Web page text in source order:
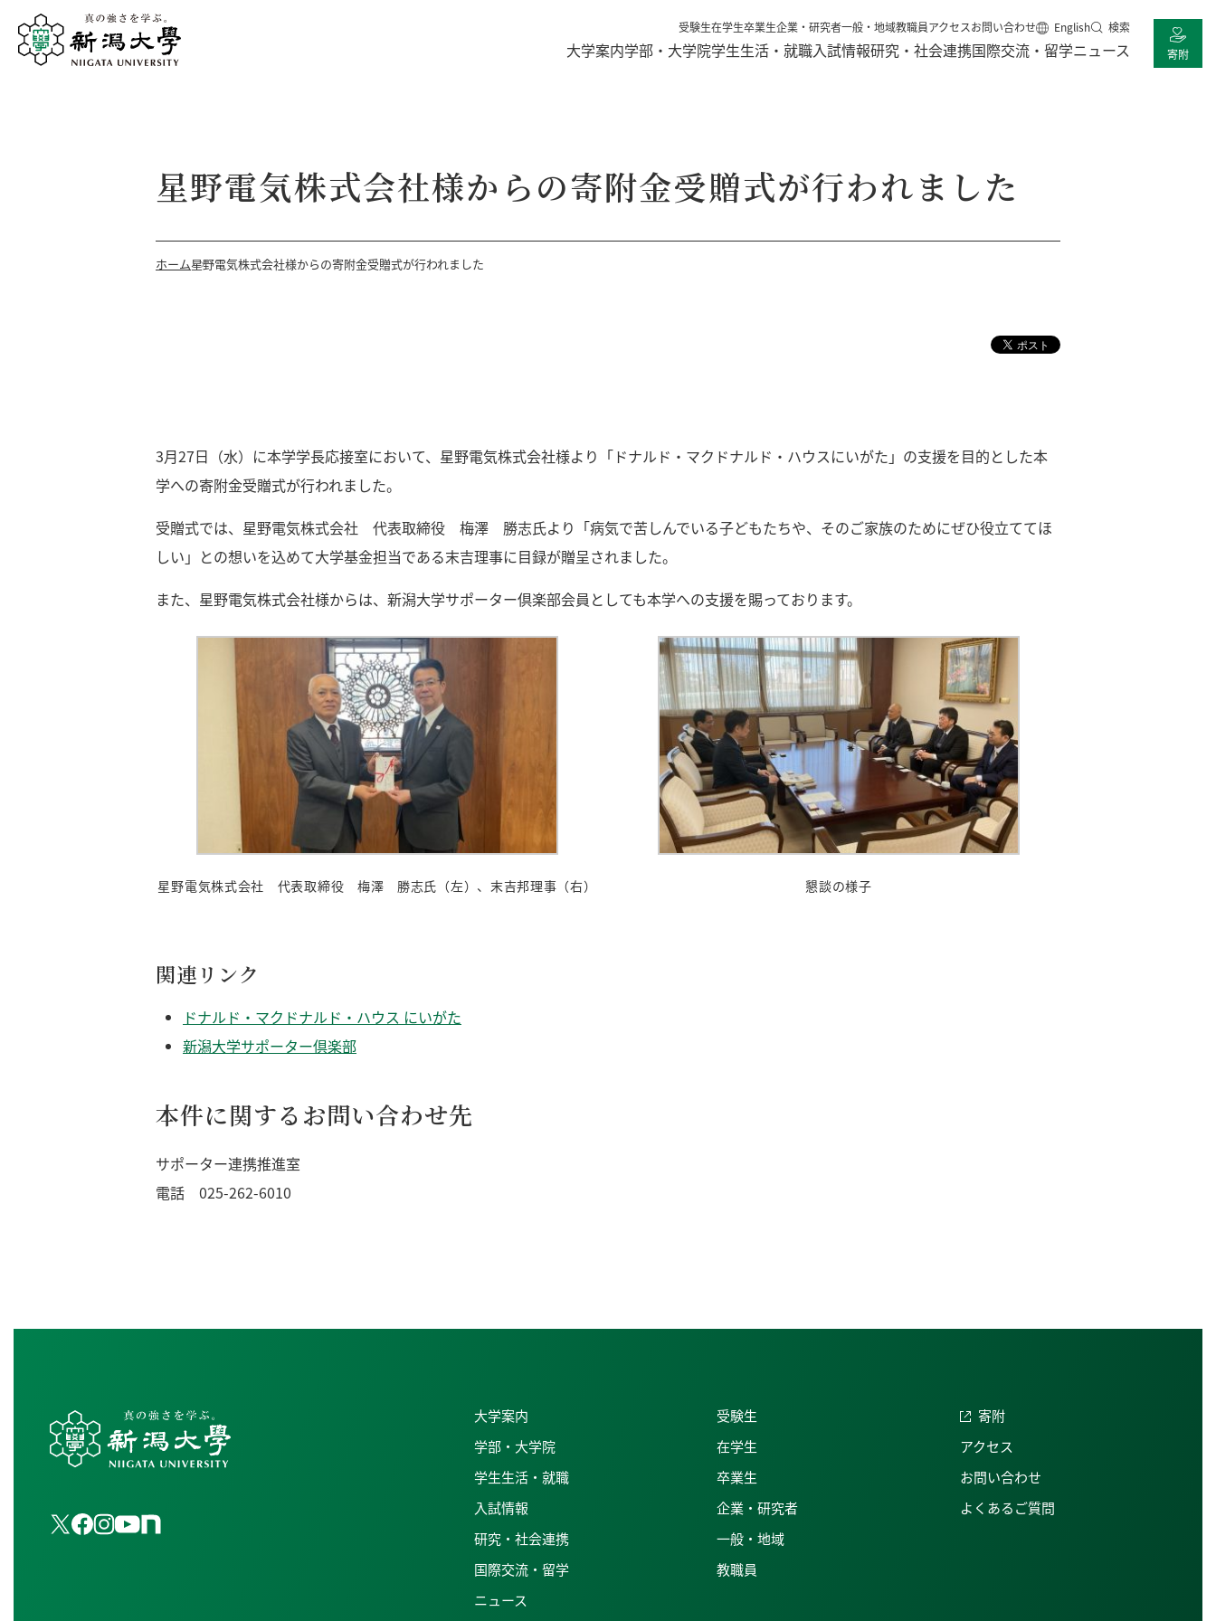
大学案内学部・大学院学生生活・就職入試情報研究・社会連携国際交流・留学ニュース
受験生在学生卒業生企業・研究者一般・地域教職員アクセスお問い合わせ
English
寄附
検索
星野電気株式会社様からの寄附金受贈式が行われました
ホーム星野電気株式会社様からの寄附金受贈式が行われました
3月27日（水）に本学学長応接室において、星野電気株式会社様より「ドナルド・マクドナルド・ハウスにいがた」の支援を目的とした本
学への寄附金受贈式が行われました。
受贈式では、星野電気株式会社 代表取締役 梅澤 勝志氏より「病気で苦しんでいる子どもたちや、そのご家族のためにぜひ役立ててほ
しい」との想いを込めて大学基金担当である末吉理事に目録が贈呈されました。
また、星野電気株式会社様からは、新潟大学サポーター倶楽部会員としても本学への支援を賜っております。
星野電気株式会社 代表取締役 梅澤 勝志氏（左）、末吉邦理事（右） 懇談の様子
関連リンク
ドナルド・マクドナルド・ハウス にいがた
新潟大学サポーター倶楽部
本件に関するお問い合わせ先
サポーター連携推進室
電話 025-262-6010
大学案内
学部・大学院
学生生活・就職
入試情報
研究・社会連携
国際交流・留学
ニュース
受験生
在学生
卒業生
企業・研究者
一般・地域
教職員
寄附
アクセス
お問い合わせ
よくあるご質問